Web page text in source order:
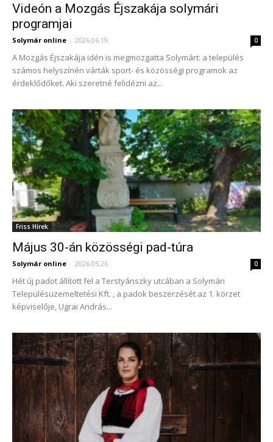
Videón a Mozgás Éjszakája solymári
programjai
Solymár online - 2026.06.19. 0
A Mozgás Éjszakája idén is megmozgatta Solymárt: a település
számos helyszínén várták sport- és közösségi programok az
érdeklődőket. Aki szeretné felidézni az...
Friss Hírek
Május 30-án közösségi pad-túra
Solymár online - 2026.05.26. 0
Hét új padot állított fel a Terstyánszky utcában a Solymári
Településüzemeltetési Kft. , a padok beszerzését az 1. körzet
képviselője, Ugrai András...